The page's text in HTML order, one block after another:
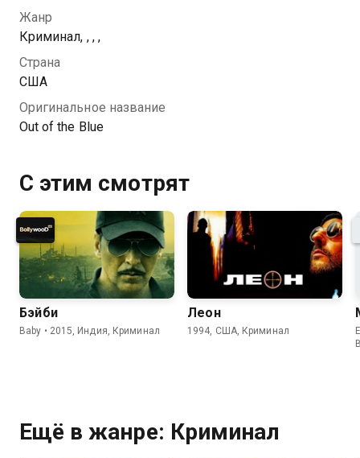
Жанр
Криминал, , , ,
Страна
США
Оригинальное название
Out of the Blue
С этим смотрят
Бэйби
Baby • 2015, Индия, Криминал
Леон
1994, США, Криминал
Ещё в жанре: Криминал